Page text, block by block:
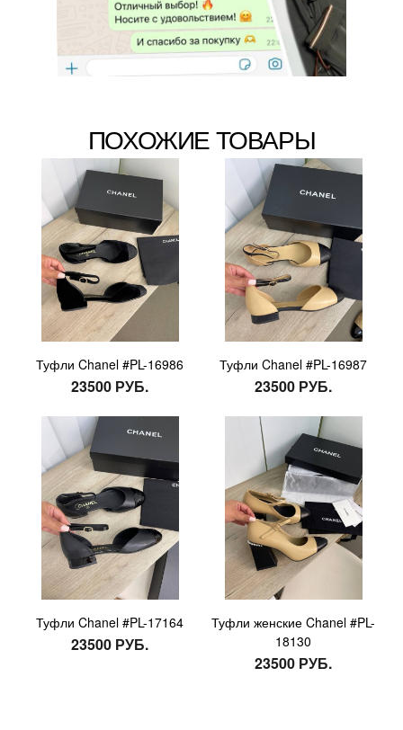
ПОХОЖИЕ ТОВАРЫ
Туфли Chanel #PL-16986
23500 РУБ.
Туфли Chanel #PL-16987
23500 РУБ.
Туфли Chanel #PL-17164
23500 РУБ.
Туфли женские Chanel #PL-
18130
23500 РУБ.